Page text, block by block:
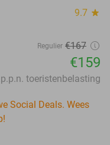
9.7 star
Regulier €167
€159
toeristenbelasting
Social Deals. Wees